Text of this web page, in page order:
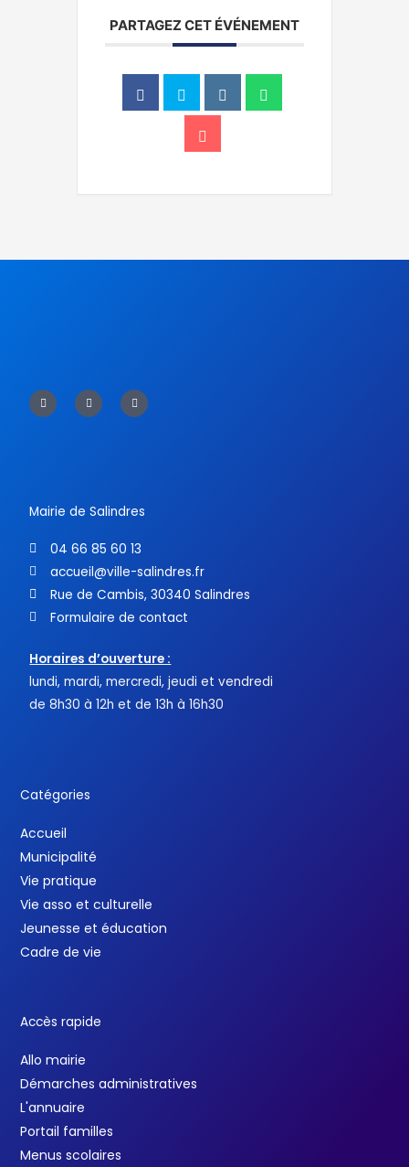
PARTAGEZ CET ÉVÉNEMENT
a
c
e
w
i
t
o
u
t
Mairie de Salindres
04 66 85 60 13
accueil@ville-salindres.fr
Rue de Cambis, 30340 Salindres
Formulaire de contact
Horaires d’ouverture :
lundi, mardi, mercredi, jeudi et vendredi
de 8h30 à 12h et de 13h à 16h30
Catégories
Accueil
Municipalité
Vie pratique
Vie asso et culturelle
Jeunesse et éducation
Cadre de vie
Accès rapide
Allo mairie
Démarches administratives
L'annuaire
Portail familles
Menus scolaires